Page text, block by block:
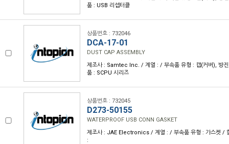
품 : USB 리셉터클
상품번호 : 732046
DCA-17-01
DUST CAP ASSEMBLY
제조사 : Samtec Inc. / 계열 : / 부속품 유형 : 캡(커버), 방
품 : SCPU 시리즈
상품번호 : 732045
D273-50155
WATERPROOF USB CONN GASKET
제조사 : JAE Electronics / 계열 : / 부속품 유형 : 가스켓 /
: